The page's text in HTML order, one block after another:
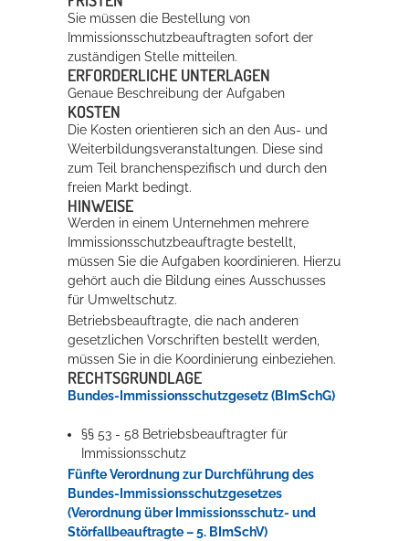
Sie müssen die Bestellung von
Immissionsschutzbeauftragten sofort der
zuständigen Stelle mitteilen.
ERFORDERLICHE UNTERLAGEN
Genaue Beschreibung der Aufgaben
KOSTEN
Die Kosten orientieren sich an den Aus- und
Weiterbildungsveranstaltungen. Diese sind
zum Teil branchenspezifisch und durch den
freien Markt bedingt.
HINWEISE
Werden in einem Unternehmen mehrere
Immissionsschutzbeauftragte bestellt,
müssen Sie die Aufgaben koordinieren. Hierzu
gehört auch die Bildung eines Ausschusses
für Umweltschutz.
Betriebsbeauftragte, die nach anderen
gesetzlichen Vorschriften bestellt werden,
müssen Sie in die Koordinierung einbeziehen.
RECHTSGRUNDLAGE
Bundes-Immissionsschutzgesetz (BImSchG)
§§ 53 - 58 Betriebsbeauftragter für
Immissionsschutz
Fünfte Verordnung zur Durchführung des
Bundes-Immissionsschutzgesetzes
(Verordnung über Immissionsschutz- und
Störfallbeauftragte – 5. BImSchV)